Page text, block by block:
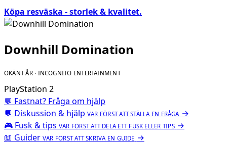
Köpa resväska - storlek & kvalitet.
Downhill Domination
OKÄNT ÅR · INCOGNITO ENTERTAINMENT
PlayStation 2
💬 Fastnat? Fråga om hjälp
💬 Diskussion & hjälp VAR FÖRST ATT STÄLLA EN FRÅGA →
🎮 Fusk & tips VAR FÖRST ATT DELA ETT FUSK ELLER TIPS →
📖 Guider VAR FÖRST ATT SKRIVA EN GUIDE →